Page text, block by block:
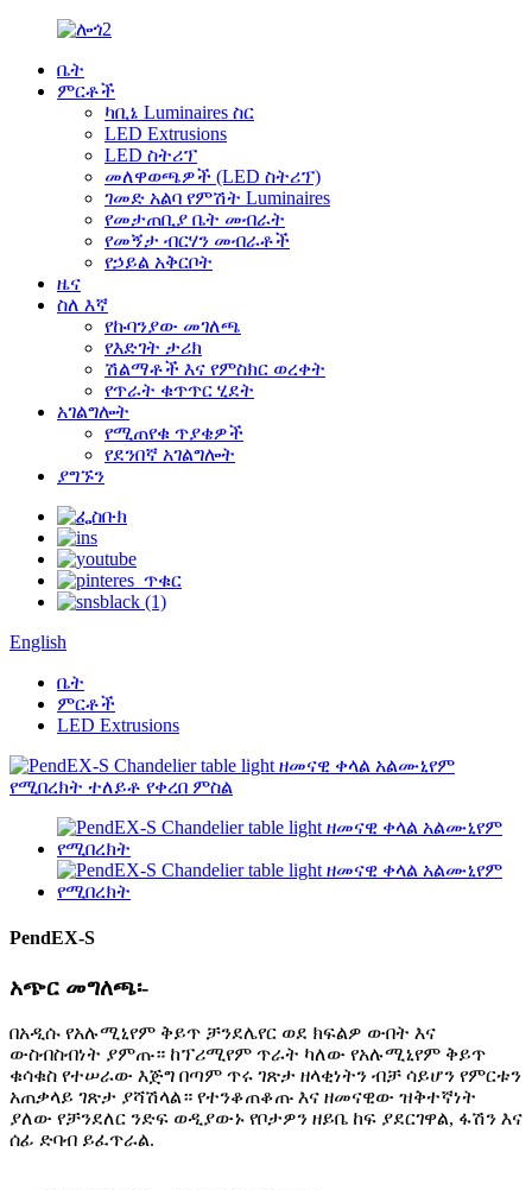
ቤት
ምርቶች
ካቢኔ Luminaires ስር
LED Extrusions
LED ስትሪፕ
መለዋወጫዎች (LED ስትሪፕ)
ገመድ አልባ የምሽት Luminaires
የመታጠቢያ ቤት መብራት
የመኝታ ብርሃን መብራቶች
የኃይል አቅርቦት
ዜና
ስለ እኛ
የኩባንያው መገለጫ
የእድገት ታሪክ
ሽልማቶች እና የምስክር ወረቀት
የጥራት ቁጥጥር ሂደት
አገልግሎት
የሚጠየቁ ጥያቄዎች
የደንበኛ አገልግሎት
ያግኙን
English
ቤት
ምርቶች
LED Extrusions
PendEX-S
አጭር መግለጫ፡-
በአዲሱ የአሉሚኒየም ቅይጥ ቻንደሌየር ወደ ክፍልዎ ውበት እና
ውስብስብነት ያምጡ። ከፕሪሚየም ጥራት ካለው የአሉሚኒየም ቅይጥ
ቁሳቁስ የተሠራው እጅግ በጣም ጥሩ ገጽታ ዘላቂነትን ብቻ ሳይሆን የምርቱን
አጠቃላይ ገጽታ ያሻሽላል። የተንቆጠቆጡ እና ዘመናዊው ዝቅተኛነት
ያለው የቻንደለር ንድፍ ወዲያውኑ የቦታዎን ዘይቤ ከፍ ያደርገዋል, ፋሽን እና
ሰፊ ድባብ ይፈጥራል.